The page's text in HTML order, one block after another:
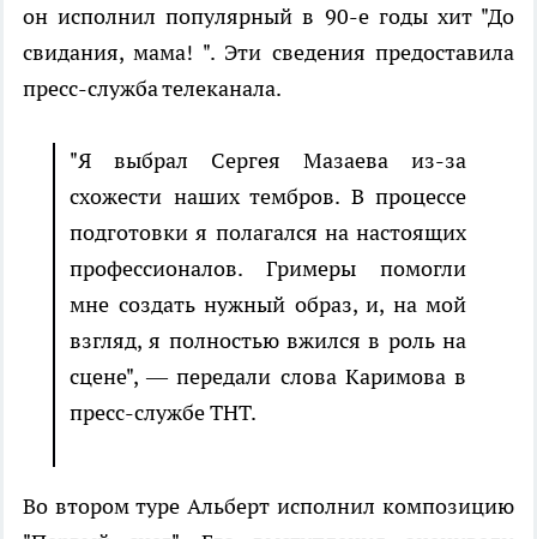
он исполнил популярный в 90-е годы хит "До
свидания, мама! ". Эти сведения предоставила
пресс-служба телеканала.
"Я выбрал Сергея Мазаева из-за
схожести наших тембров. В процессе
подготовки я полагался на настоящих
профессионалов. Гримеры помогли
мне создать нужный образ, и, на мой
взгляд, я полностью вжился в роль на
сцене", — передали слова Каримова в
пресс-службе ТНТ.
Во втором туре Альберт исполнил композицию